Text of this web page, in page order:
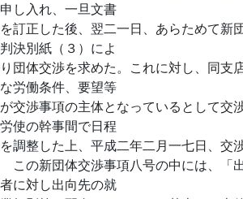
申し入れ、一旦文書
を訂正した後、翌二一日、あらためて新
判決別紙（３）によ
り団体交渉を求めた。これに対し、同支
な労働条件、要望等
が交渉事項の主体となっているとして交
労使の幹事間で日程
を調整した上、平成二年二月一七日、交
この新団体交渉事項八号の中には、「
者に対し出向先の就